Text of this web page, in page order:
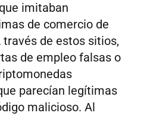
imitaban
de comercio de
de estos sitios,
de empleo falsas o
parecían legítimas
malicioso. Al